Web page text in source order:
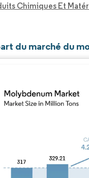
Chimiques Et
du marché du